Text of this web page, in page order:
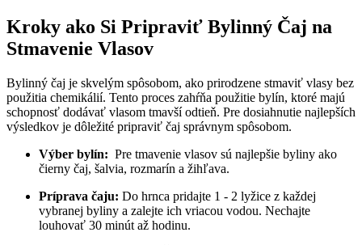
Kroky ako⁣ Si ‌Pripraviť Bylinný Čaj na⁣
Stmavenie Vlasov
Bylinný čaj je skvelým spôsobom, ako prirodzene⁤ stmaviť ⁣vlasy bez‍
použitia chemikálií.⁢ Tento proces zahŕňa použitie⁢ bylín,​ ktoré majú
schopnosť dodávať ‍vlasom tmavší ⁣odtieň. Pre dosiahnutie najlepších
výsledkov je‍ dôležité pripraviť⁢ čaj správnym spôsobom.
Výber bylín: ‌ Pre tmavenie vlasov sú najlepšie byliny ako
čierny ​čaj, ⁤šalvia, rozmarín a žihľava.
Príprava čaju: Do hrnca⁣ pridajte 1 -⁤ 2 lyžice ⁣z každej ​
vybranej byliny ‍a zalejte ich​ vriacou⁣ vodou. Nechajte
louhovať 30 minút až hodinu.